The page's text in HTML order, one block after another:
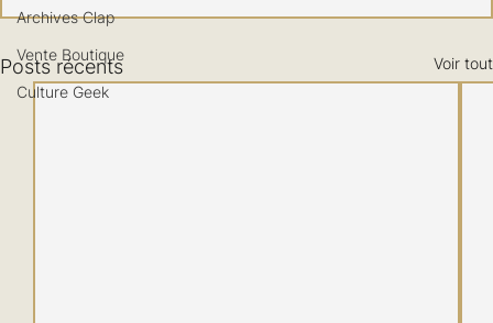
Archives Clap
Vente Boutique
Culture Geek
Posts récents Voir tout